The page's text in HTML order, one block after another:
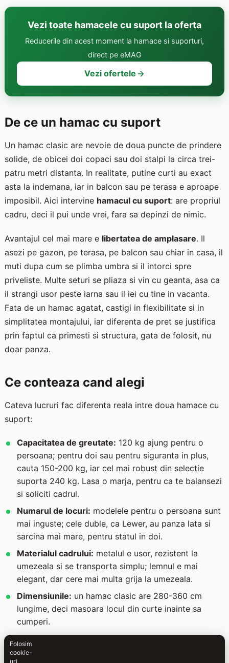
Vezi toate hamacele cu suport la oferta
Reducerile din acest moment la hamace si suporturi,
direct pe eMAG
Vezi ofertele
De ce un hamac cu suport
Un hamac clasic are nevoie de doua puncte de prindere
solide, de obicei doi copaci sau doi stalpi la circa trei-
patru metri distanta. In realitate, putine curti au exact
asta la indemana, iar in balcon sau pe terasa e aproape
imposibil. Aici intervine hamacul cu suport: are propriul
cadru, deci il pui unde vrei, fara sa depinzi de nimic.
Avantajul cel mai mare e libertatea de amplasare. Il
asezi pe gazon, pe terasa, pe balcon sau chiar in casa, il
muti dupa cum se plimba umbra si il intorci spre
priveliste. Multe seturi se pliaza si vin cu geanta, asa ca
il strangi usor peste iarna sau il iei cu tine in vacanta.
Fata de un hamac agatat, castigi in flexibilitate si in
simplitatea montajului, iar diferenta de pret se justifica
prin faptul ca primesti si structura, gata de folosit, nu
doar panza.
Ce conteaza cand alegi
Cateva lucruri fac diferenta reala intre doua hamace cu
suport:
Capacitatea de greutate: 120 kg ajung pentru o
persoana; pentru doi sau pentru siguranta in plus,
cauta 150-200 kg, iar cel mai robust din selectie
suporta 240 kg. Lasa o marja, pentru ca te balansezi
si soliciti cadrul.
Numarul de locuri: modelele pentru o persoana sunt
mai inguste; cele duble, ca Lewer, au panza lata si
sarcina mai mare, pentru statul in doi.
Materialul cadrului: metalul e usor, rezistent la
umezeala si se transporta simplu; lemnul e mai
elegant, dar cere mai multa grija la umezeala.
Dimensiunile: un hamac clasic are 280-360 cm
lungime, deci masoara locul din curte inainte sa
cumperi.
rezista mai bine la soare si umezeala. O panza deasa,
Folosim
cookie-
uri